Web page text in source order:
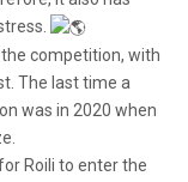
competition, with
The last time a
was in 2020 when
Roili to enter the